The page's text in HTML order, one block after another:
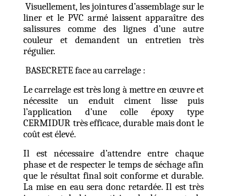
Visuellement, les jointures d’assemblage sur le
liner et le PVC armé laissent apparaître des
salissures comme des lignes d’une autre
couleur et demandent un entretien très
régulier.
BASECRETE face au carrelage :
Le carrelage est très long à mettre en œuvre et
nécessite un enduit ciment lisse puis
l’application d’une colle époxy type
CERMIDUR très efficace, durable mais dont le
coût est élevé.
Il est nécessaire d’attendre entre chaque
phase et de respecter le temps de séchage afin
que le résultat final soit conforme et durable.
La mise en eau sera donc retardée. Il est très